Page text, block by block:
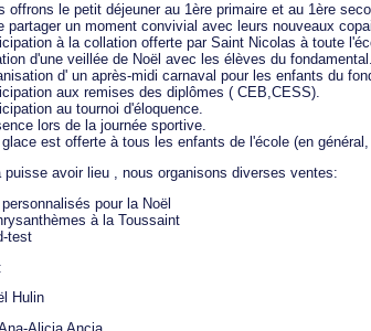
offrons le petit déjeuner au 1ère primaire et au 1ère
partager un moment convivial avec leurs nouveaux
à la collation offerte par Saint Nicolas à toute
d'une veillée de Noël avec les élèves du fondamental.
d' un après-midi carnaval pour les enfants du
aux remises des diplômes ( CEB,CESS).
au tournoi d'éloquence.
lors de la journée sportive.
glace est offerte à tous les enfants de l'école (en
puisse avoir lieu , nous organisons diverses ventes:
pour la Noël
à la Toussaint
test
Hulin